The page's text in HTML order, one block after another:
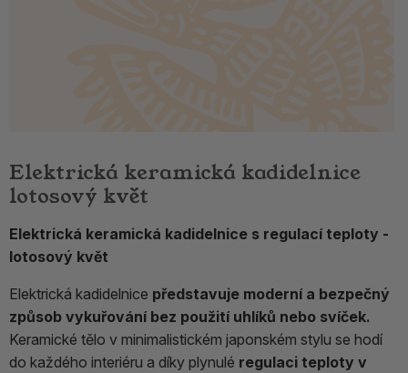
Elektrická keramická kadidelnice
lotosový květ
Elektrická keramická kadidelnice s regulací teploty -
lotosový květ
Elektrická kadidelnice představuje moderní a bezpečný
způsob vykuřování bez použití uhlíků nebo svíček.
Keramické tělo v minimalistickém japonském stylu se hodí
do každého interiéru a díky plynulé regulaci teploty v